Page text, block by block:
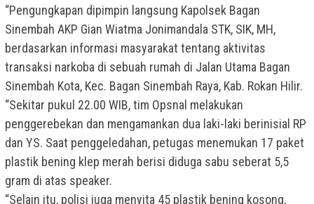
“Pengungkapan dipimpin langsung Kapolsek Bagan
Sinembah AKP Gian Wiatma Jonimandala STK, SIK, MH,
berdasarkan informasi masyarakat tentang aktivitas
transaksi narkoba di sebuah rumah di Jalan Utama Bagan
Sinembah Kota, Kec. Bagan Sinembah Raya, Kab. Rokan Hilir.
“Sekitar pukul 22.00 WIB, tim Opsnal melakukan
penggerebekan dan mengamankan dua laki-laki berinisial RP
dan YS. Saat penggeledahan, petugas menemukan 17 paket
plastik bening klep merah berisi diduga sabu seberat 5,5
gram di atas speaker.
“Selain itu, polisi juga menyita 45 plastik bening kosong,